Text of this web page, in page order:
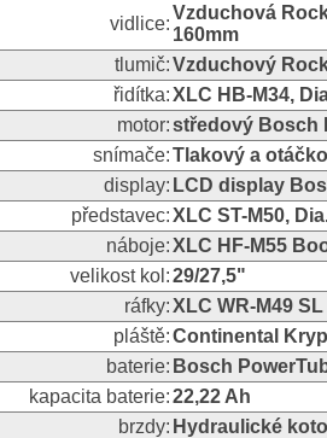
vidlice:
Vzduchová
160mm
tlumič:Vzduchový
řidítka:XLC HB-M34,
motor:středový Bosch
snímače:Tlakový a
display: LCD display
představec:XLC ST-M50,
náboje:XLC HF-M55
velikost kol:29/27,5"
ráfky:XLC WR-M49
pláště:Continental
baterie: Bosch
kapacita baterie:22,22 Ah
brzdy: Hydraulické